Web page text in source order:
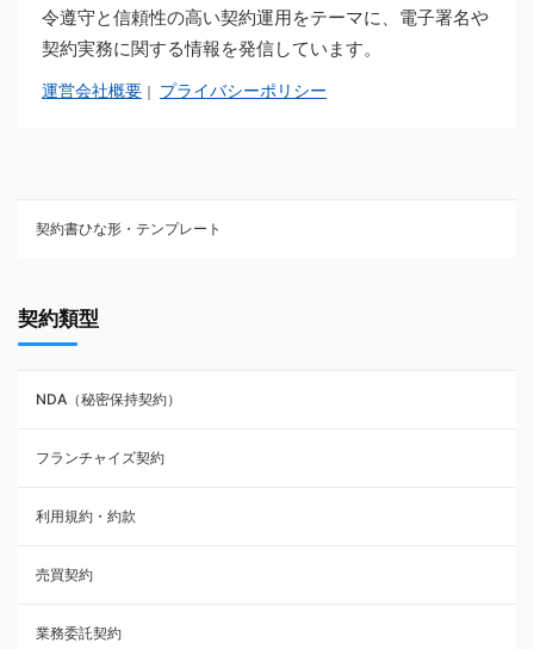
令遵守と信頼性の高い契約運用をテーマに、電子署名や
契約実務に関する情報を発信しています。
運営会社概要 ｜ プライバシーポリシー
契約書ひな形・テンプレート
NDA（秘密保持契約）
業務委託契約
利用規約・約款
覚書・合意書・同意書
承諾書
雇用契約
契約類型
NDA（秘密保持契約）
フランチャイズ契約
利用規約・約款
売買契約
業務委託契約